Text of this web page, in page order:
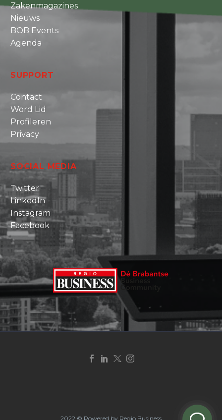
Zakenmagazines
Nieuws
BOB Events
Agenda
SUPPORT
Contact
Word Lid
Profileren
Privacy
SOCIAL MEDIA
Twitter
LinkedIn
Instagram
Facebook
2022 © Powered by Regio Business